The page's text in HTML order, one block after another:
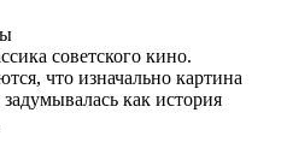
советского кино.
что изначально картина
как история